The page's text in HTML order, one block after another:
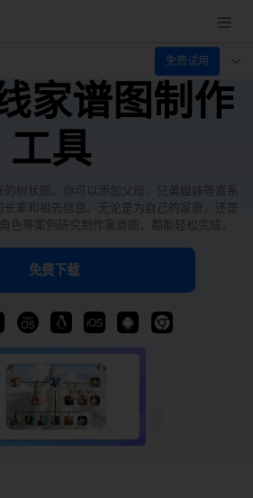
： 4000-300624
免费试用
家谱图制作
工具
的树状图。你可以添加父母、兄弟姐妹等直系
辈和祖先信息。无论是为自己的家庭，还是
色等案例研究制作家谱图，都能轻松完成。
免费下载